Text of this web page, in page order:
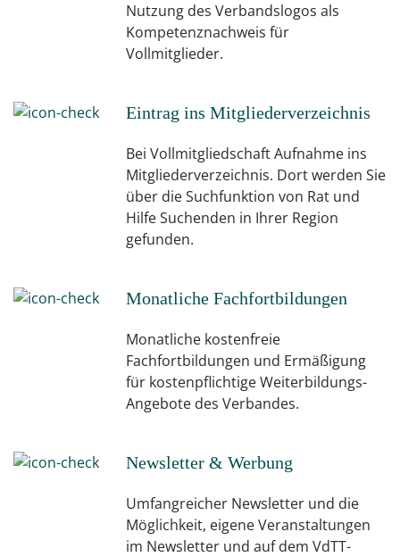
Nutzung des Verbandslogos als
Kompetenznachweis für
Vollmitglieder.
Eintrag ins Mitgliederverzeichnis
Bei Vollmitgliedschaft Aufnahme ins
Mitgliederverzeichnis. Dort werden Sie
über die Suchfunktion von Rat und
Hilfe Suchenden in Ihrer Region
gefunden.
Monatliche Fachfortbildungen
Monatliche kostenfreie
Fachfortbildungen und Ermäßigung
für kostenpflichtige Weiterbildungs-
Angebote des Verbandes.
Newsletter & Werbung
Umfangreicher Newsletter und die
Möglichkeit, eigene Veranstaltungen
im Newsletter und auf dem VdTT-